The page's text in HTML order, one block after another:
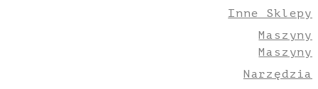
Inne Sklepy
Maszyny
Maszyny
Narzędzia